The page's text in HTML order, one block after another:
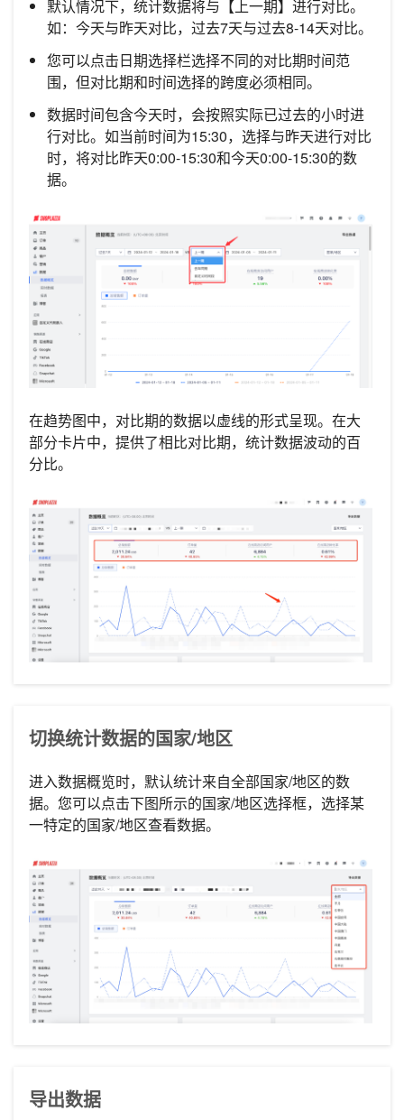
默认情况下，统计数据将与【上一期】进行对比。
如：今天与昨天对比，过去7天与过去8-14天对比。
您可以点击日期选择栏选择不同的对比期时间范
围，但对比期和时间选择的跨度必须相同。
数据时间包含今天时，会按照实际已过去的小时进
行对比。如当前时间为15:30，选择与昨天进行对比
时，将对比昨天0:00-15:30和今天0:00-15:30的数
据。
在趋势图中，对比期的数据以虚线的形式呈现。在大
部分卡片中，提供了相比对比期，统计数据波动的百
分比。
切换统计数据的国家/地区
进入数据概览时，默认统计来自全部国家/地区的数
据。您可以点击下图所示的国家/地区选择框，选择某
一特定的国家/地区查看数据。
导出数据